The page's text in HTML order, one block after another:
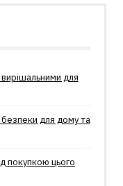
вирішальними для
для дому та
покупкою цього